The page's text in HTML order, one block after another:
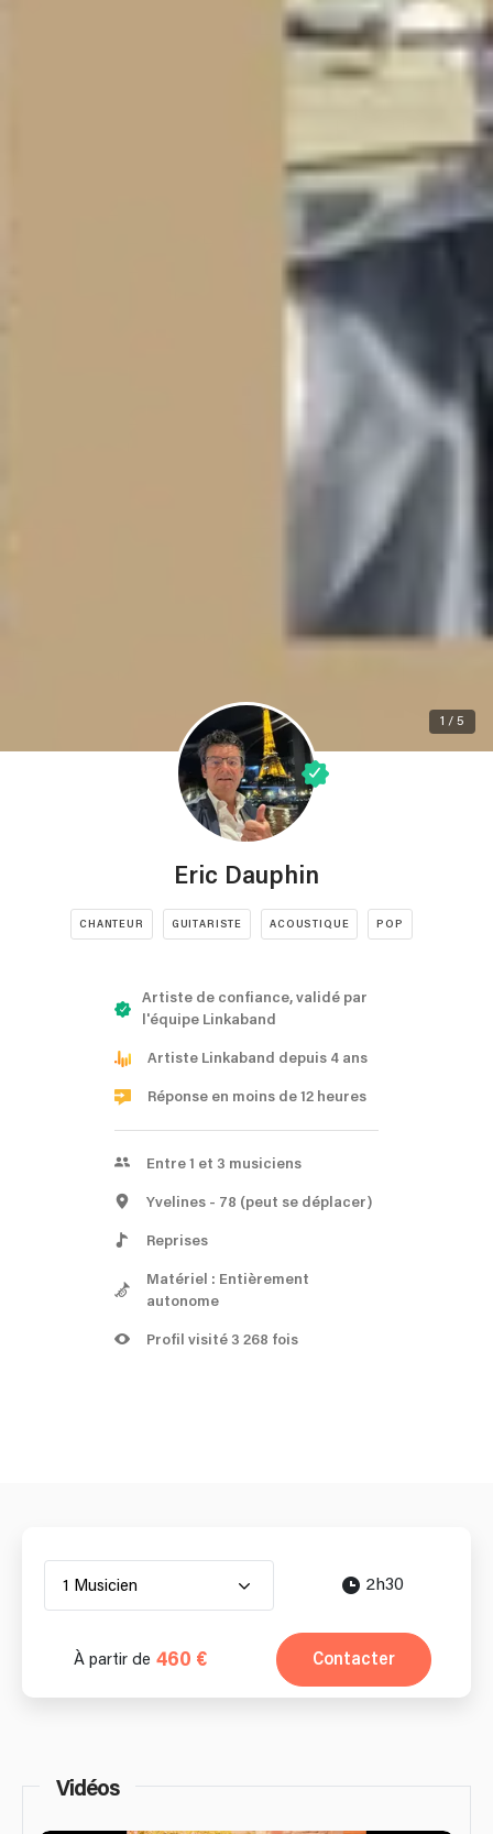
1 / 5
Eric Dauphin
CHANTEUR GUITARISTE ACOUSTIQUE POP
Artiste de confiance, validé par
l'équipe Linkaband
Artiste Linkaband depuis 4 ans
Réponse en moins de 12 heures
Entre 1 et 3 musiciens
Yvelines - 78 (peut se déplacer)
Reprises
Matériel : Entièrement
autonome
Profil visité 3 268 fois
1 Musicien 2h30
À partir de 460 € Contacter
Vidéos